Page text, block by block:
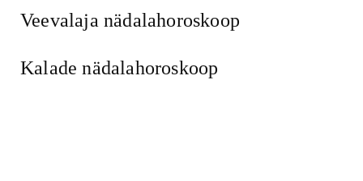
Veevalaja nädalahoroskoop
Kalade nädalahoroskoop